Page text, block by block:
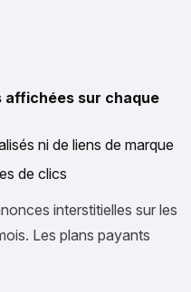
sur chaque
ni de liens de marque
de clics
interstitielles sur les
Les plans payants